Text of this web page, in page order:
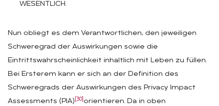
WESENTLICH.
Nun obliegt es dem Verantwortlichen, den jeweiligen
Schweregrad der Auswirkungen sowie die
Eintrittswahrscheinlichkeit inhaltlich mit Leben zu füllen.
Bei Ersterem kann er sich an der Definition des
Schweregrads der Auswirkungen des Privacy Impact
Assessments (PIA) [30] orientieren. Da in oben